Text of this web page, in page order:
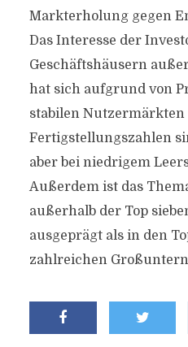
Markterholung gegen
Das Interesse der
Geschäftshäusern
hat sich aufgrund von
stabilen Nutzermärkten
Fertigstellungszahlen
aber bei niedrigem
Außerdem ist das
außerhalb der Top
ausgeprägt als in den
zahlreichen